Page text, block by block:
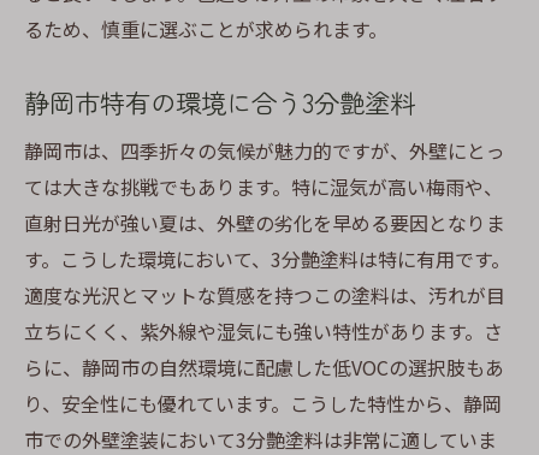
るため、慎重に選ぶことが求められます。
静岡市特有の環境に合う3分艶塗料
静岡市は、四季折々の気候が魅力的ですが、外壁にとっ
ては大きな挑戦でもあります。特に湿気が高い梅雨や、
直射日光が強い夏は、外壁の劣化を早める要因となりま
す。こうした環境において、3分艶塗料は特に有用です。
適度な光沢とマットな質感を持つこの塗料は、汚れが目
立ちにくく、紫外線や湿気にも強い特性があります。さ
らに、静岡市の自然環境に配慮した低VOCの選択肢もあ
り、安全性にも優れています。こうした特性から、静岡
市での外壁塗装において3分艶塗料は非常に適していま